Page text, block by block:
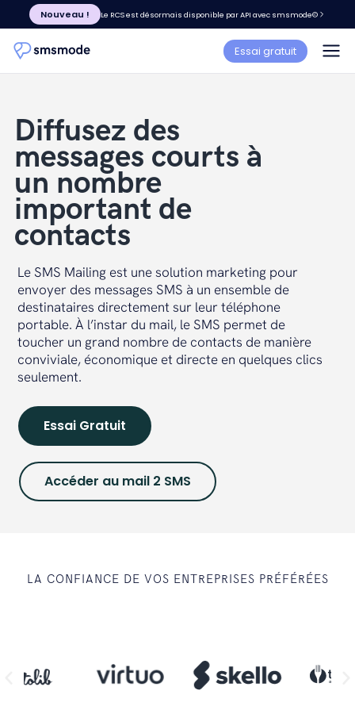
Nouveau ! Le RCS est désormais disponible par API avec smsmode©
Essai gratuit
Diffusez des
messages courts à
un nombre
important de
contacts
Le SMS Mailing est une solution marketing pour
envoyer des messages SMS à un ensemble de
destinataires directement sur leur téléphone
portable. À l’instar du mail, le SMS permet de
toucher un grand nombre de contacts de manière
conviviale, économique et directe en quelques clics
seulement.
Essai Gratuit
Accéder au mail 2 SMS
LA CONFIANCE DE VOS ENTREPRISES PRÉFÉRÉES